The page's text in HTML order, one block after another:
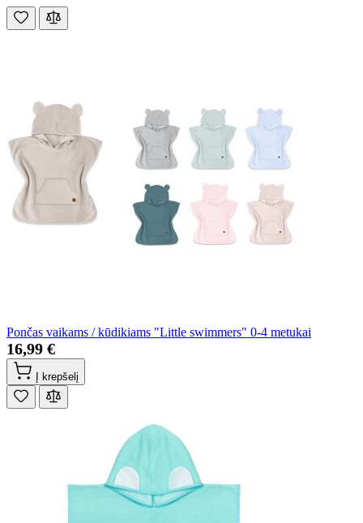
Pončas vaikams / kūdikiams "Little swimmers" 0-4 metukai
16,99 €
Į krepšelį